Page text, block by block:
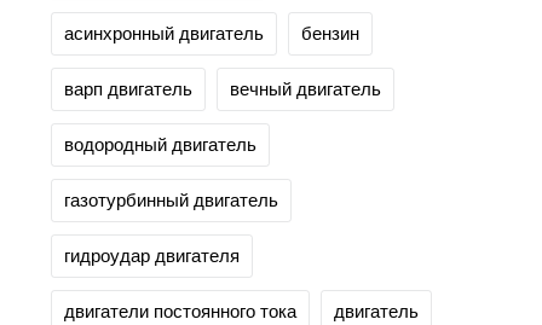
асинхронный двигатель бензин
варп двигатель вечный двигатель
водородный двигатель
газотурбинный двигатель
гидроудар двигателя
двигатели постоянного тока двигатель